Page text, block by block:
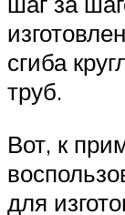
сгиба
труб.
Вот, к
для